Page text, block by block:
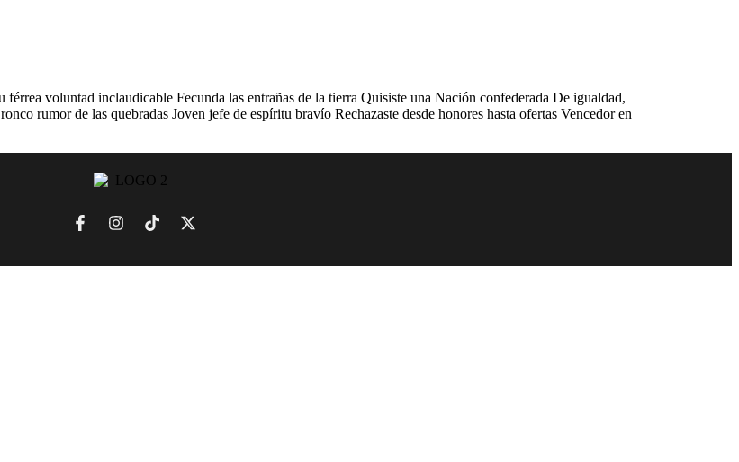
voluntad inclaudicable Fecunda las entrañas de la tierra Quisiste una Nación confederada De igualdad,
rumor de las quebradas Joven jefe de espíritu bravío Rechazaste desde honores hasta ofertas Vencedor en